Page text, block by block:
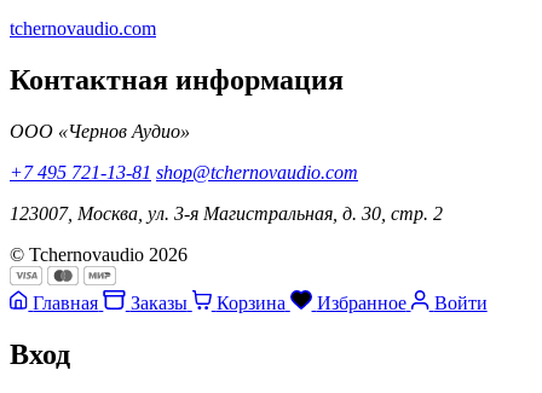
tchernovaudio.com
Контактная информация
ООО «Чернов Аудио»
+7 495 721-13-81 shop@tchernovaudio.com
123007, Москва, ул. 3-я Магистральная, д. 30, стр. 2
© Tchernovaudio 2026
Главная Заказы Корзина Избранное Войти
Вход